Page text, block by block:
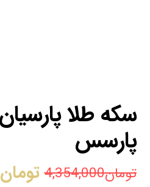
پارسس
تومان4,354,000 تومان